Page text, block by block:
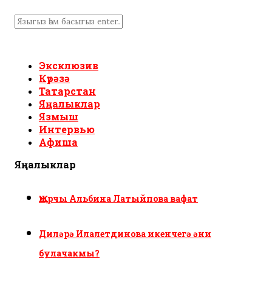
Эксклюзив
Күрәзә
Татарстан
Яңалыклар
Язмыш
Интервью
Афиша
Яңалыклар
Җырчы Альбина Латыйпова вафат
Диләрә Илалетдинова икенчегә әни
булачакмы?